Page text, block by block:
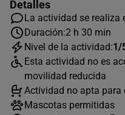
AGOSTO
L
M X J
Detalles
La actividad se realiza
Duración:2 h 30 min
Nivel de la actividad:1/
Esta actividad no es
movilidad reducida
Actividad no apta para
Mascotas permitidas